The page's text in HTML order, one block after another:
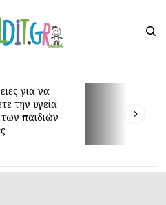
είναι τόσο δύσκολη